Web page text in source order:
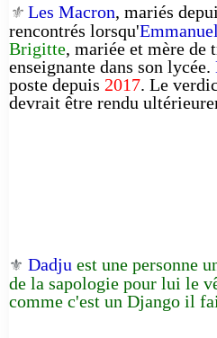
⚜️ Les Macron, mariés
rencontrés lorsqu'Emmanuel
Brigitte, mariée et mère de
enseignante dans son lycée.
poste depuis 2017. Le
devrait être rendu
⚜️ Dadju est une personne
de la sapologie pour lui le
comme c'est un Django il